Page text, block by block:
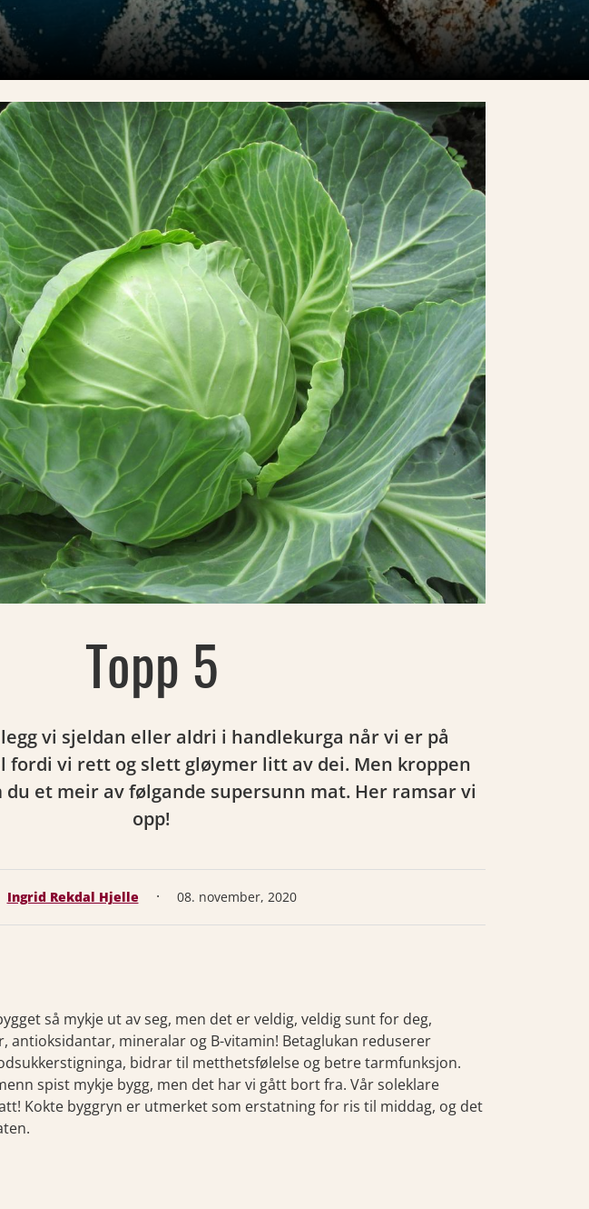
Topp 5
vi sjeldan eller aldri i handlekurga når vi er på
fordi vi rett og slett gløymer litt av dei. Men kroppen
du et meir av følgande supersunn mat. Her ramsar vi
opp!
Ingrid Rekdal Hjelle · 08. november, 2020
så mykje ut av seg, men det er veldig, veldig sunt for deg,
antioksidantar, mineralar og B-vitamin! Betaglukan reduserer
bidrar til metthetsfølelse og betre tarmfunksjon.
spist mykje bygg, men det har vi gått bort fra. Vår soleklare
Kokte byggryn er utmerket som erstatning for ris til middag, og det